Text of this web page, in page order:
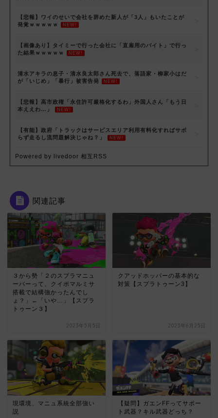
【悲報】ワイのせいで会社を辞めた新人が「3人」もいたことが
発覚ｗｗｗｗｗ
NEW!
【画像あり】タイミーで行った会社に「直雇用のバイト」で行っ
た結果ｗｗｗｗｗ
NEW!
清水アキラの息子・清水良太郎さん死去で、落語家・柳家小はだ
が「いじめ」「暴行」被害告発
NEW!
【悲報】高市政権「永住許可厳格化するわ」外国人さん「もう日
本ええわ…」
NEW!
【有能】政府「トラックはサービスエリア利用有料化すればサボ
らず走るし流問題解決じゃね？」
NEW!
Powered by livedoor 相互RSS
関連記事
３から勢「２のスプラマニュ
ーバーって、クイボマルミサ
搭載で結構強かったんでし
ょ？」←「いや…」【スプラ
トゥーン３】
2023年5月5日
クアッドホッパーの基本的な
対策【スプラトゥーン3】
2023年6月25日
現環境、マニュ系統全部強い
説
【疑問】ガエンFFってサポー
ト武器？キル武器どっち？